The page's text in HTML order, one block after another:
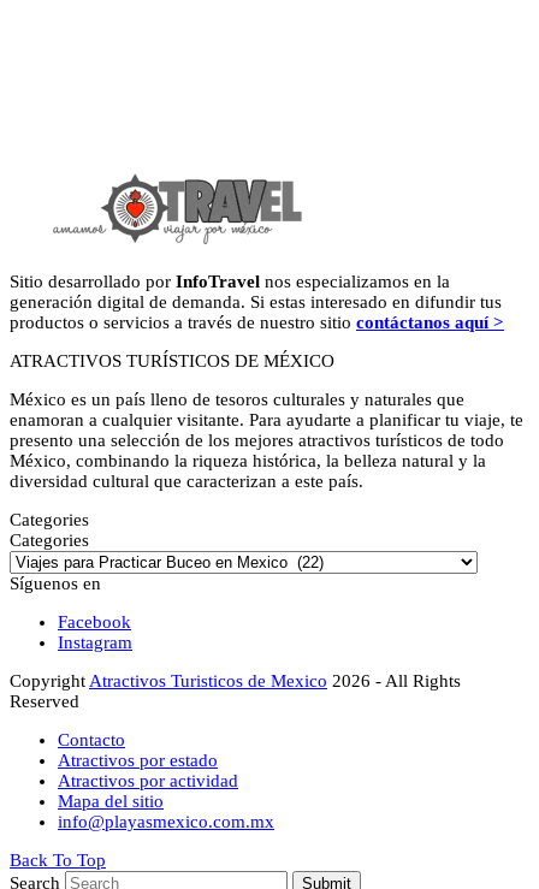
Sitio desarrollado por InfoTravel nos especializamos en la
generación digital de demanda. Si estas interesado en difundir tus
productos o servicios a través de nuestro sitio contáctanos aquí >
ATRACTIVOS TURÍSTICOS DE MÉXICO
México es un país lleno de tesoros culturales y naturales que
enamoran a cualquier visitante. Para ayudarte a planificar tu viaje, te
presento una selección de los mejores atractivos turísticos de todo
México, combinando la riqueza histórica, la belleza natural y la
diversidad cultural que caracterizan a este país.
Categories
Categories
Síguenos en
Facebook
Instagram
Copyright Atractivos Turisticos de Mexico 2026 - All Rights
Reserved
Contacto
Atractivos por estado
Atractivos por actividad
Mapa del sitio
info@playasmexico.com.mx
Back To Top
Search
Submit